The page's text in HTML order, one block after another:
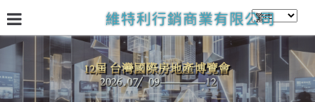
維特利行銷商業有限公司
關於我們 台灣國際房地產展 林口Victory商務中心 日